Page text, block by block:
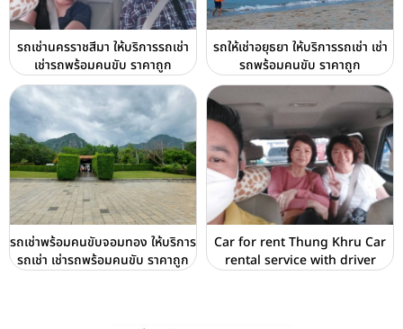
รถเช่านครราชสีมา ให้บริการรถเช่า
เช่ารถพร้อมคนขับ ราคาถูก
รถให้เช่าอยุธยา ให้บริการรถเช่า เช่า
รถพร้อมคนขับ ราคาถูก
รถเช่าพร้อมคนขับจอมทอง ให้บริการ
รถเช่า เช่ารถพร้อมคนขับ ราคาถูก
Car for rent Thung Khru Car
rental service with driver